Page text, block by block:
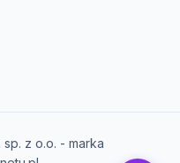
z o.o. - marka